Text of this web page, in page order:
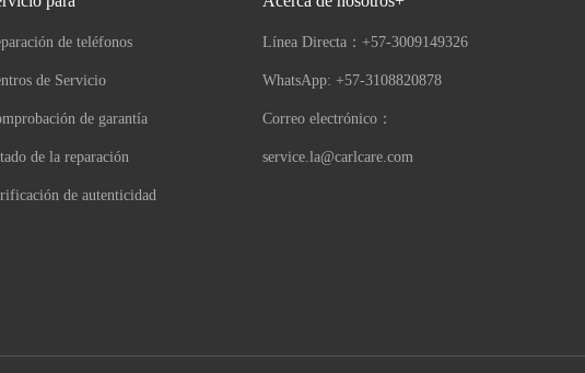
de teléfonos
de Servicio
de garantía
de la reparación
de autenticidad
Línea Directa： +57-3009149326
WhatsApp: +57-3108820878
Correo electrónico：
service.la@carlcare.com